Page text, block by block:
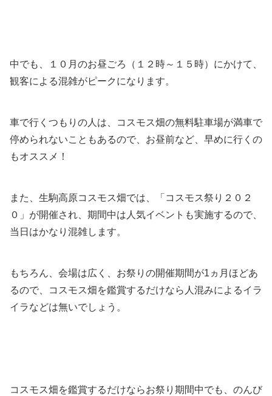
中でも、１０月のお昼ごろ（１２時～１５時）にかけて、
観客による混雑がピークになります。
車で行くつもりの人は、コスモス畑の無料駐車場が満車で
停められないこともあるので、お昼前など、早めに行くの
もオススメ！
また、生駒高原コスモス畑では、「コスモス祭り２０２
０」が開催され、期間中は人気イベントも実施するので、
当日はかなり混雑します。
もちろん、会場は広く、お祭りの開催期間が1ヵ月ほどあ
るので、コスモス畑を鑑賞するだけなら人混みによるイラ
イラなどは無いでしょう。
コスモス畑を鑑賞するだけならお祭り期間中でも、のんび